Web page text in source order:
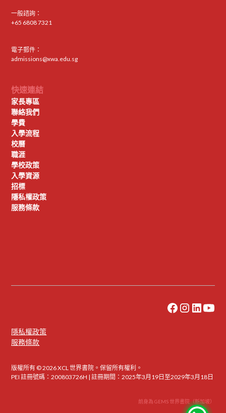
一般諮詢：
+65 6808 7321
電子郵件：
admissions@xwa.edu.sg
快速連結
家長專區
聯絡我們
學費
入學流程
校曆
職涯
學校政策
入學資源
招標
隱私權政策
服務條款
版權所有 © 2026 XCL 世界書院。保留所有權利。
PEI 註冊號碼：200803726H | 註冊期間：2025年3月19日至2029年3月18日
隱私權政策
服務條款
前身為 GEMS 世界書院（新加坡）